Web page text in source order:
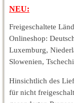
NEU:
Freigeschaltete
Onlineshop:
Luxemburg,
Slowenien,
Hinsichtlich des
für nicht